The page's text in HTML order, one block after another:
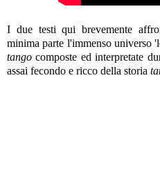
I due testi qui brevemente
minima parte l'immenso universo
tango composte ed interpretate
assai fecondo e ricco della storia